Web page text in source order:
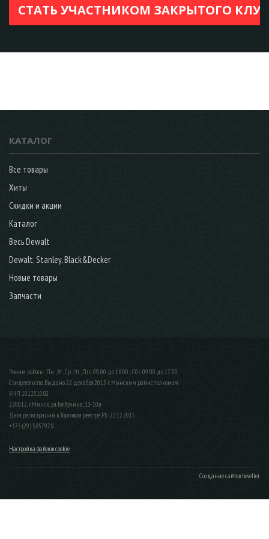
КАТАЛОГ
Все товары
Хиты
Скидки и акции
Каталог
Весь Dewalt
Dewalt, Stanley, Black&Decker
Новые товары
Запчасти
Режим работы: Пн , Вт , Ср , Чт , Пт c 09:00 до 18:00 ; Сб c 09:00 до 17:00
Свидетельство Выдано 22 декабря 2015 г. Минским райисполкомом
УНП 101251082
220012, г.Минск, ул.Толбухина, 13-10а
Дата регистрации в Торговом реестре РБ: 22.12.2015
+375 (29) 5857978
Настройка файлов cookie
Создание сайтов beseller